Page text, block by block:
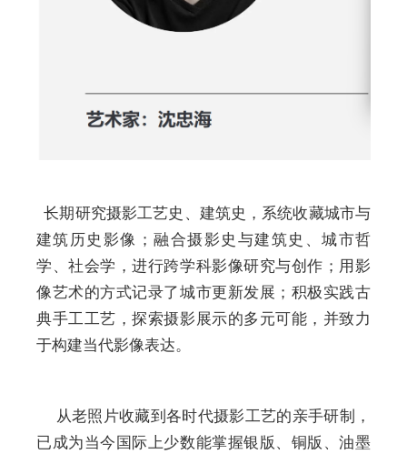
长期研究摄影工艺史、建筑史，系统收藏城市与
建筑历史影像；融合摄影史与建筑史、城市哲
学、社会学，进行跨学科影像研究与创作；用影
像艺术的方式记录了城市更新发展；积极实践古
典手工工艺，探索摄影展示的多元可能，并致力
于构建当代影像表达。
从老照片收藏到各时代摄影工艺的亲手研制，
已成为当今国际上少数能掌握银版、铜版、油墨